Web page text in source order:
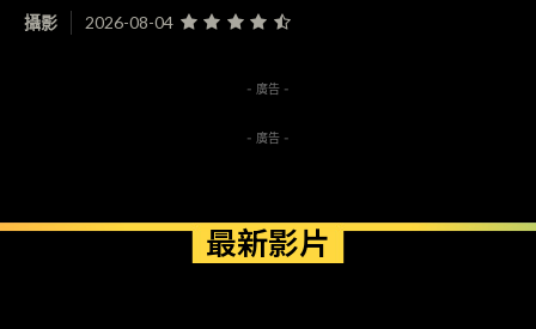
攝影 2026-08-04
- 廣告 -
- 廣告 -
最新影片